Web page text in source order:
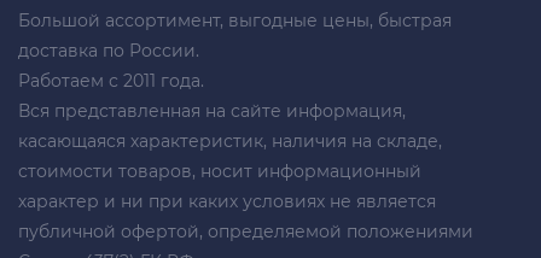
Большой ассортимент, выгодные цены, быстрая
доставка по России.
Работаем с 2011 года.
Вся представленная на сайте информация,
касающаяся характеристик, наличия на складе,
стоимости товаров, носит информационный
характер и ни при каких условиях не является
публичной офертой, определяемой положениями